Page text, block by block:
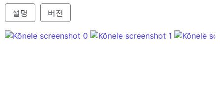
설명 버전